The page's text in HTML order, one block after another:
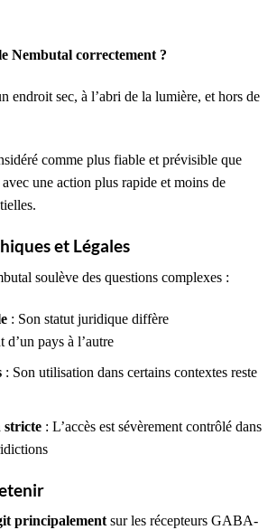
Nembutal correctement ?
endroit sec, à l’abri de la lumière, et hors de
comme plus fiable et prévisible que
avec une action plus rapide et moins de
et Légales
soulève des questions complexes :
: Son statut juridique diffère
d’un pays à l’autre
: Son utilisation dans certains contextes reste
stricte: L’accès est sévèrement contrôlé dans
principalementsur les récepteurs GABA-